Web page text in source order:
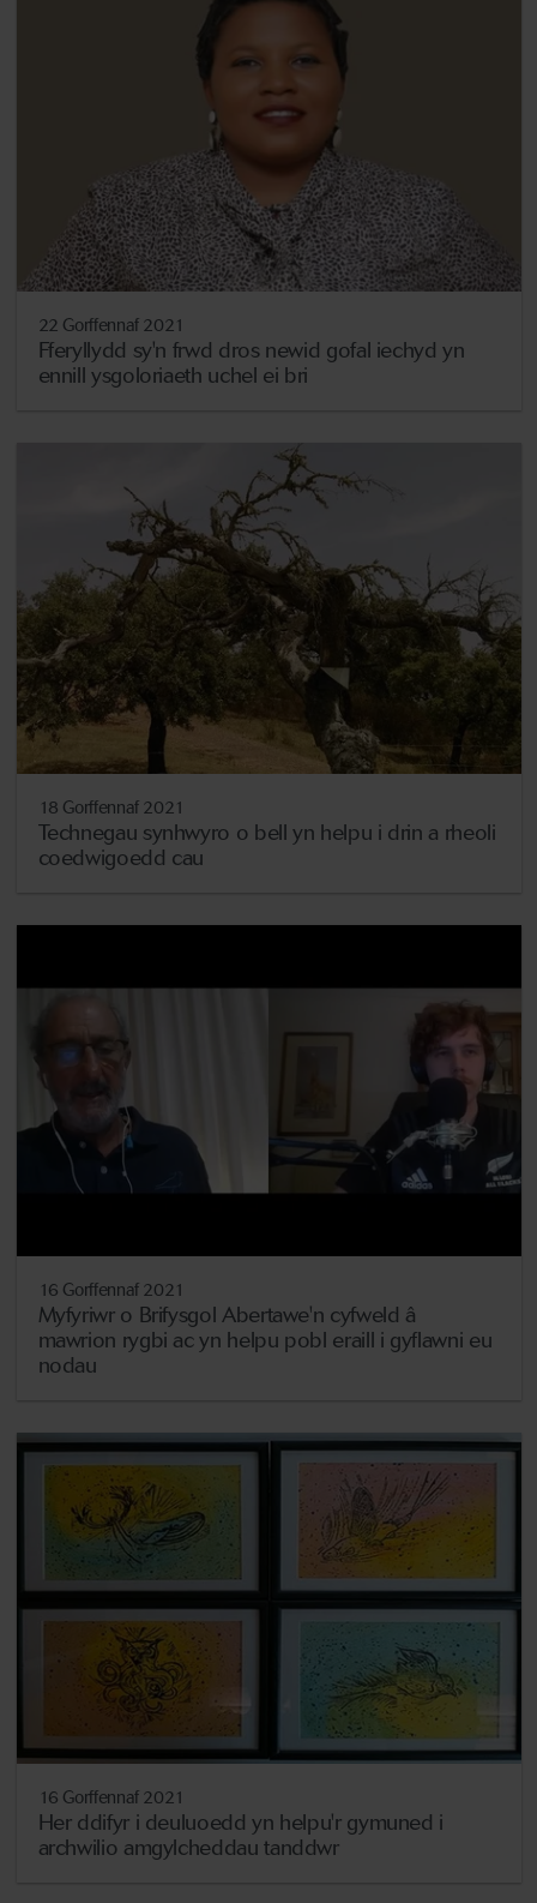
22 Gorffennaf 2021
Fferyllydd sy'n frwd dros newid gofal iechyd yn
ennill ysgoloriaeth uchel ei bri
18 Gorffennaf 2021
Technegau synhwyro o bell yn helpu i drin a rheoli
coedwigoedd cau
16 Gorffennaf 2021
Myfyriwr o Brifysgol Abertawe'n cyfweld â
mawrion rygbi ac yn helpu pobl eraill i gyflawni eu
nodau
16 Gorffennaf 2021
Her ddifyr i deuluoedd yn helpu'r gymuned i
archwilio amgylcheddau tanddwr